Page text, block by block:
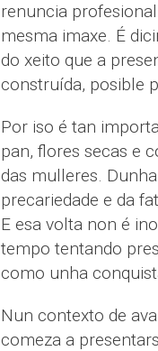
renuncia
mesma imaxe. É
do xeito que a
construída, posible
Por iso é tan
pan, flores secas e
das mulleres.
precariedade e da
E esa volta non é
tempo tentando
como unha
Nun contexto de
comeza a